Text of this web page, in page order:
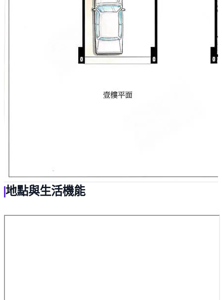
地點與生活機能